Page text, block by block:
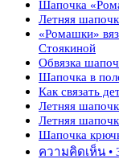
Шапочка
Летняя
«Ромашки»
Стоякиной
Обвязка
Шапочка в
Как связать
Летняя
Летняя
Шапочка
ความคิดเห็น •